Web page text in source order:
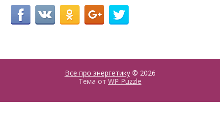
Все про энергетику© 2026
Тема от WP Puzzle